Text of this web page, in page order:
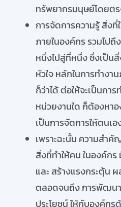
ทรัพยากรมนุษย์โดยต
การจัดการความรู้สิ่งที่
ภายในองค์กร รวมไปถึ
หนึ่งไปสู่ที่หนึ่ง ซึ่งเป็น
หัวใจ หลักในการทำงา
ก็ว่าได้ ต่อให้จะเป็นกา
หน่วยงานใด ก็ต้องหา
เป็นการจัดการให้ตนเ
เพราะฉะนั้น ความสำ
สิ่งที่ทำให้คน ในองค์ก
และ สร้างแรงกระตุ้น
ตลอดจนถึง การพัฒนา
ประโยชน์ ให้กับองค์กร